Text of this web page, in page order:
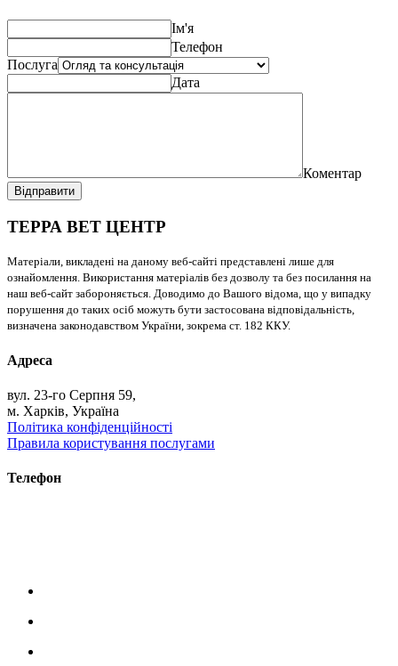
Ім'я
Телефон
Послуга
Дата
Коментар
Відправити
ТЕРРА ВЕТ ЦЕНТР
Матеріали, викладені на даному веб-сайті представлені лише для
ознайомлення. Використання матеріалів без дозволу та без посилання на
наш веб-сайт забороняється. Доводимо до Вашого відома, що у випадку
порушення до таких осіб можуть бути застосована відповідальність,
визначена законодавством України, зокрема ст. 182 ККУ.
Адреса
вул. 23-го Серпня 59,
м. Харків, Україна
Політика конфіденційності
Правила користування послугами
Телефон